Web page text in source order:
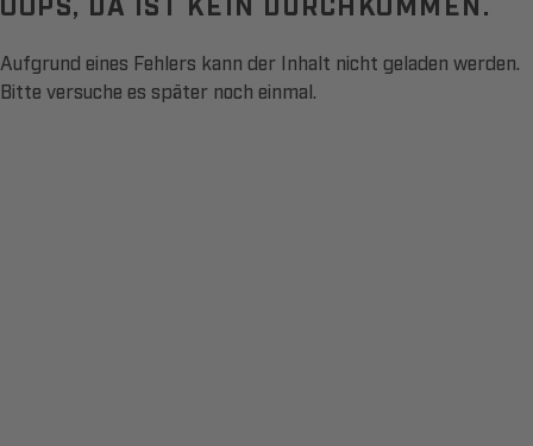
Aufgrund eines Fehlers kann der Inhalt nicht geladen werden.
Bitte versuche es später noch einmal.